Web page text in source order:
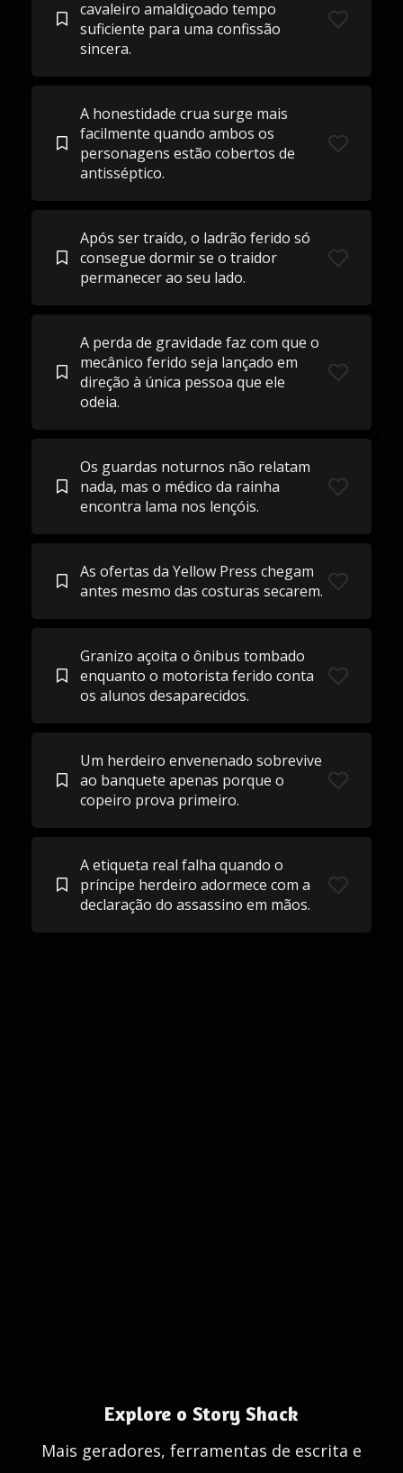
cavaleiro amaldiçoado tempo
suficiente para uma confissão
sincera.
A honestidade crua surge mais
facilmente quando ambos os
personagens estão cobertos de
antisséptico.
Após ser traído, o ladrão ferido só
consegue dormir se o traidor
permanecer ao seu lado.
A perda de gravidade faz com que o
mecânico ferido seja lançado em
direção à única pessoa que ele
odeia.
Os guardas noturnos não relatam
nada, mas o médico da rainha
encontra lama nos lençóis.
As ofertas da Yellow Press chegam
antes mesmo das costuras secarem.
Granizo açoita o ônibus tombado
enquanto o motorista ferido conta
os alunos desaparecidos.
Um herdeiro envenenado sobrevive
ao banquete apenas porque o
copeiro prova primeiro.
A etiqueta real falha quando o
príncipe herdeiro adormece com a
declaração do assassino em mãos.
Explore o Story Shack
Mais geradores, ferramentas de escrita e